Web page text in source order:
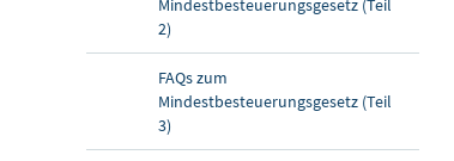
2)
FAQs zum
Mindestbesteuerungsgesetz (Teil
3)